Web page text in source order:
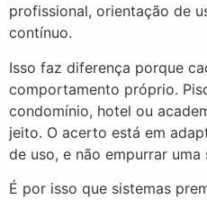
profissional, orientação de
contínuo.
Isso faz diferença porque
comportamento próprio.
condomínio, hotel ou
jeito. O acerto está em
de uso, e não empurrar uma
É por isso que sistemas